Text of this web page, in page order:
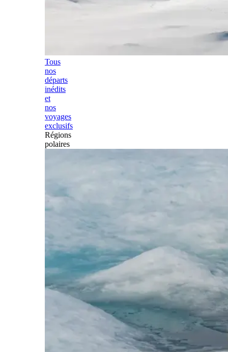
Tous
nos
départs
inédits
et
nos
voyages
exclusifs
Régions
polaires